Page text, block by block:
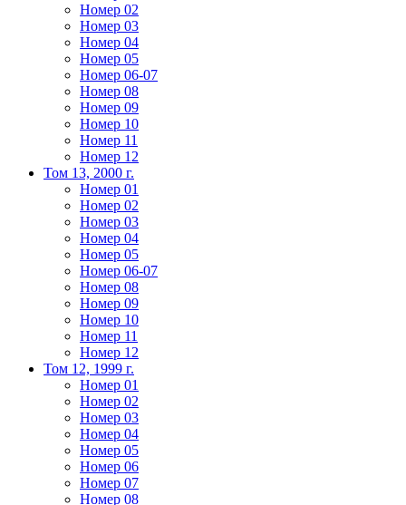
Номер 02
Номер 03
Номер 04
Номер 05
Номер 06-07
Номер 08
Номер 09
Номер 10
Номер 11
Номер 12
Том 13, 2000 г.
Номер 01
Номер 02
Номер 03
Номер 04
Номер 05
Номер 06-07
Номер 08
Номер 09
Номер 10
Номер 11
Номер 12
Том 12, 1999 г.
Номер 01
Номер 02
Номер 03
Номер 04
Номер 05
Номер 06
Номер 07
Номер 08